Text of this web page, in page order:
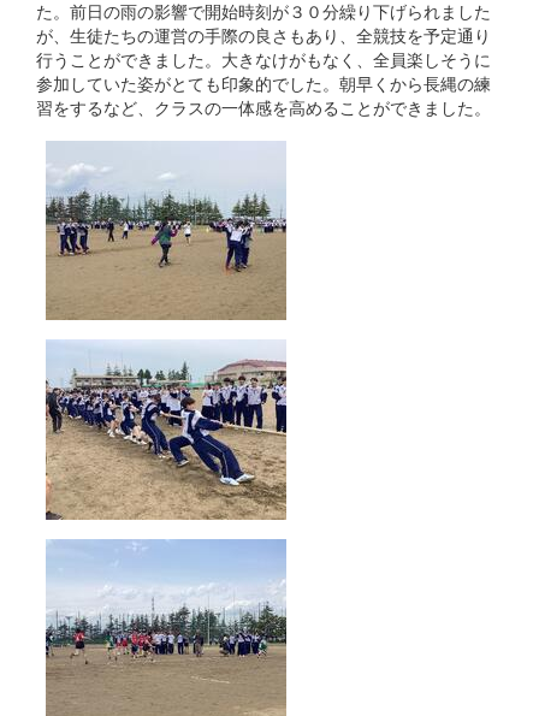
た。前日の雨の影響で開始時刻が３０分繰り下げられました
が、生徒たちの運営の手際の良さもあり、全競技を予定通り
行うことができました。大きなけがもなく、全員楽しそうに
参加していた姿がとても印象的でした。朝早くから長縄の練
習をするなど、クラスの一体感を高めることができました。